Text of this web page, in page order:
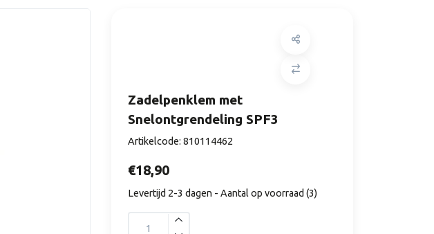
Zadelpenklem met
Snelontgrendeling SPF3
Artikelcode: 810114462
€18,90
Levertijd 2-3 dagen - Aantal op voorraad (3)